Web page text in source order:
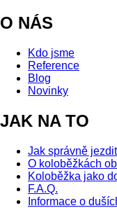
O NÁS
Kdo jsme
Reference
Blog
Novinky
JAK NA TO
Jak správně
O koloběžkách
Koloběžka jako
F.A.Q.
Informace o